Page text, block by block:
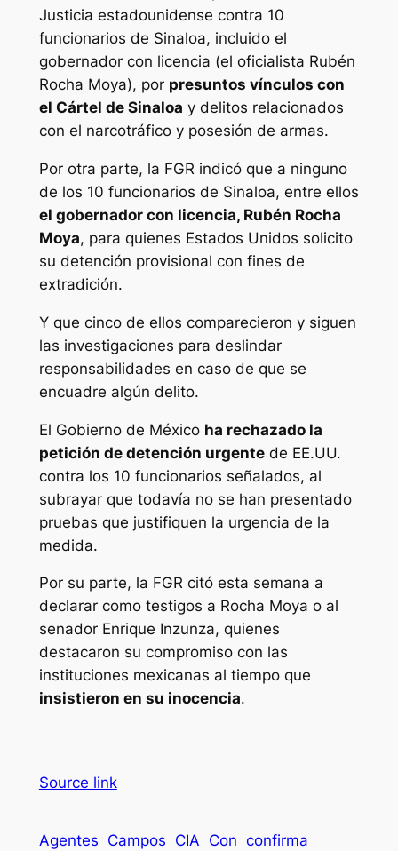
Justicia estadounidense contra 10
funcionarios de Sinaloa, incluido el
gobernador con licencia (el oficialista Rubén
Rocha Moya), por presuntos vínculos con
el Cártel de Sinaloa y delitos relacionados
con el narcotráfico y posesión de armas.
Por otra parte, la FGR indicó que a ninguno
de los 10 funcionarios de Sinaloa, entre ellos
el gobernador con licencia, Rubén Rocha
Moya, para quienes Estados Unidos solicito
su detención provisional con fines de
extradición.
Y que cinco de ellos comparecieron y siguen
las investigaciones para deslindar
responsabilidades en caso de que se
encuadre algún delito.
El Gobierno de México ha rechazado la
petición de detención urgentede EE.UU.
contra los 10 funcionarios señalados, al
subrayar que todavía no se han presentado
pruebas que justifiquen la urgencia de la
medida.
Por su parte, la FGR citó esta semana a
declarar como testigos a Rocha Moya o al
senador Enrique Inzunza, quienes
destacaron su compromiso con las
instituciones mexicanas al tiempo que
insistieron en su inocencia.
Source link
Agentes Campos CIA Con confirma